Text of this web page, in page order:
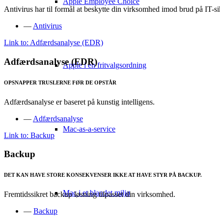
Apple i en fritvalgsordning
Mac-as-a-service
Mac i et blandet miljø
Antivirus har til formål at beskytte din virksomhed imod brud på IT-
— Antivirus
Link to: Adfærdsanalyse (EDR)
Adfærdsanalyse (EDR)
OPSNAPPER TRUSLERNE FØR DE OPSTÅR
Adfærdsanalyse er baseret på kunstig intelligens.
— Adfærdsanalyse
Link to: Backup
Backup
DET KAN HAVE STORE KONSEKVENSER IKKE AT HAVE STYR PÅ BACKUP.
Fremtidssikret backup løsning tilpasset din virksomhed.
— Backup